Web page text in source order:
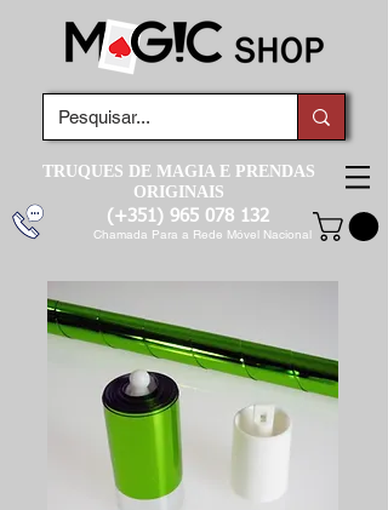
TRUQUES DE MAGIA E PRENDAS
ORIGINAIS
(+351) 965 078 132
Chamada Para a Rede Móvel Nacional